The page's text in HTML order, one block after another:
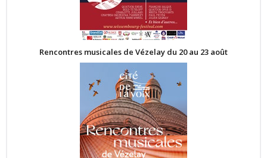
Rencontres musicales de Vézelay du 20 au 23 août